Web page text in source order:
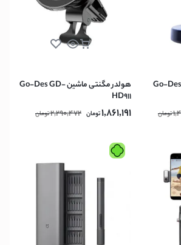
هولدر مگنتی موبایل مدل Go-Des
تومان
هولدر مگنتی ماشین Go-Des GD-
HD911
1,861,191تومان 2,290,472تومان